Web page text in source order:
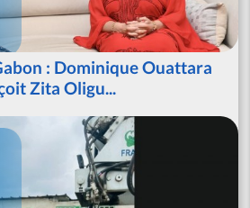
: Dominique Ouattara
Zita Oligu...